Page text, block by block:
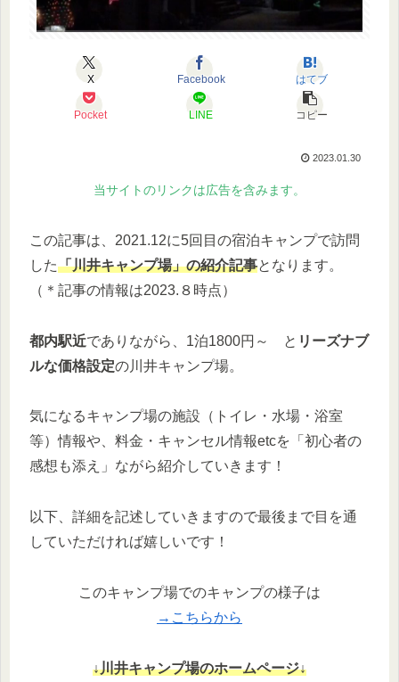
X Facebook はてブ
Pocket LINE コピー
2023.01.30
当サイトのリンクは広告を含みます。
この記事は、2021.12に5回目の宿泊キャンプで訪問
した「川井キャンプ場」の紹介記事となります。
（＊記事の情報は2023.８時点）
都内駅近でありながら、1泊1800円～ と リーズナブ
ルな価格設定の川井キャンプ場。
気になるキャンプ場の施設（トイレ・水場・浴室
等）情報や、料金・キャンセル情報etcを「初心者の
感想も添え」ながら紹介していきます！
以下、詳細を記述していきますので最後まで目を通
していただければ嬉しいです！
このキャンプ場でのキャンプの様子は
→こちらから
↓川井キャンプ場のホームページ↓